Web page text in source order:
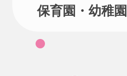
保育園・幼稚園